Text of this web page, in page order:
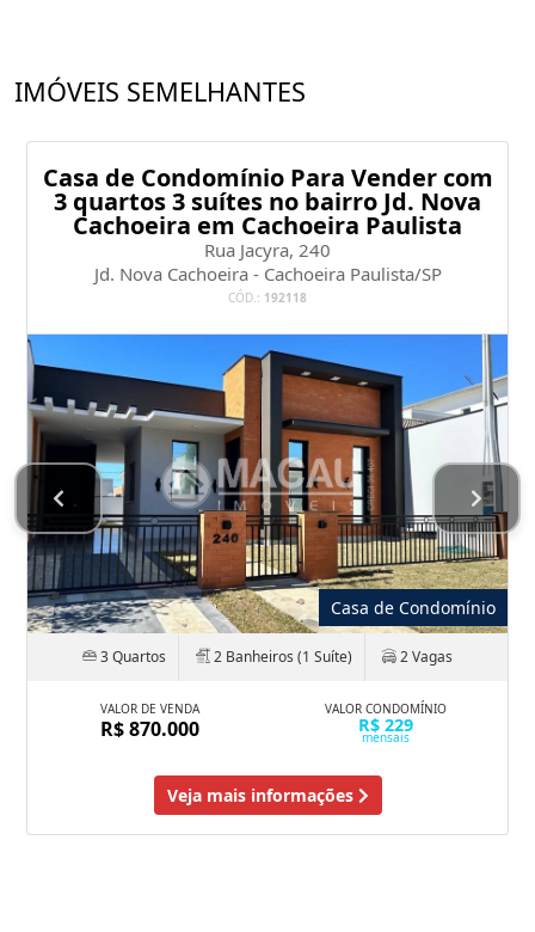
IMÓVEIS SEMELHANTES
Casa de Condomínio Para Vender com
3 quartos 3 suítes no bairro Jd. Nova
Cachoeira em Cachoeira Paulista
Rua Jacyra, 240
Jd. Nova Cachoeira - Cachoeira Paulista/SP
CÓD.: 192118
Casa de Condomínio
3 Quartos 2 Banheiros (1 Suíte) 2 Vagas
VALOR DE VENDA
R$ 870.000
VALOR CONDOMÍNIO
R$ 229
mensais
Veja mais informações